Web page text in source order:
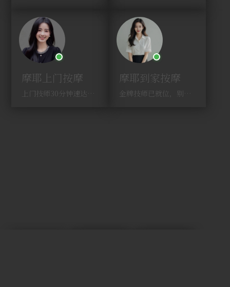
摩耶上门按摩
上门技师30分钟速达，别问，快约！
摩耶到家按摩
金牌技师已就位，别纠结，马上预约！